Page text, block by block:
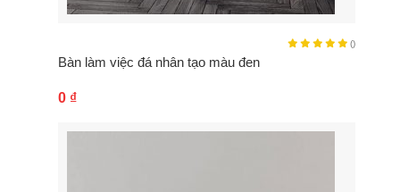
()
Bàn làm việc đá nhân tạo màu đen
0 ₫